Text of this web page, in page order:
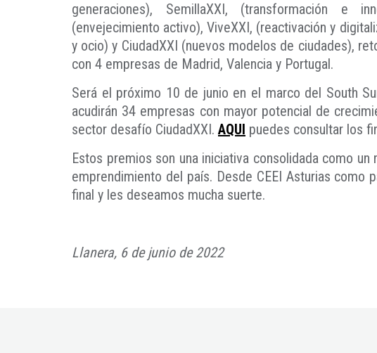
generaciones), SemillaXXI, (transformación e
(envejecimiento activo), ViveXXI, (reactivación y
y ocio) y CiudadXXI (nuevos modelos de ciudades),
con 4 empresas de Madrid, Valencia y Portugal.
Será el próximo 10 de junio en el marco del South
acudirán 34 empresas con mayor potencial de
sector desafío CiudadXXI. AQUI puedes consultar los
Estos premios son una iniciativa consolidada como
emprendimiento del país. Desde CEEI Asturias como
final y les deseamos mucha suerte.
Llanera, 6 de junio de 2022